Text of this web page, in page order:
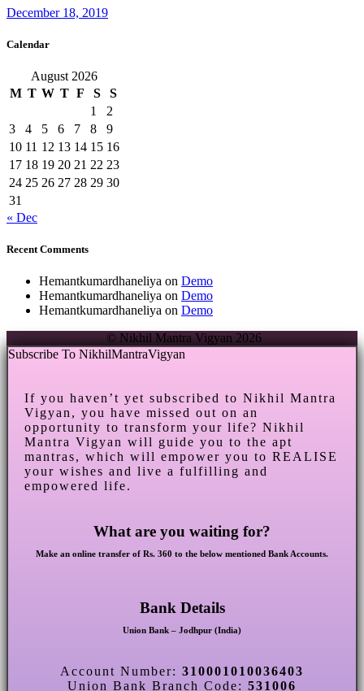
December 18, 2019
Calendar
August 2026
M T W T F S
S
1
2
3
4 5 6 7 8
9
10 11 12 13 14 15 16
17 18 19 20 21 22 23
24 25 26 27 28 29 30
31
« Dec
Recent Comments
Hemantkumardhaneliya on Demo
Hemantkumardhaneliya on Demo
Hemantkumardhaneliya on Demo
© Nikhil Mantra Vigyan 2026
Subscribe To NikhilMantraVigyan
If you haven’t yet subscribed to Nikhil Mantra
Vigyan, you have missed out on an
opportunity to transform your life? Nikhil
Mantra Vigyan will guide you to the apt
mantras, which will empower you to REALISE
your wishes and live a fulfilling and
empowered life.
What are you waiting for?
Make an online transfer of Rs. 360 to the below mentioned Bank Accounts.
Bank Details
Union Bank – Jodhpur (India)
Account Number: 310001010036403
Union Bank Branch Code: 531006